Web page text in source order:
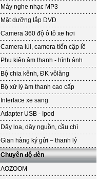
Máy nghe nhạc MP3
Mặt dưỡng lắp DVD
Camera 360 độ ô tô xe hơi
Camera lùi, camera tiến cập lề
Phụ kiện âm thanh - hình ảnh
Bộ chia kênh, ĐK vôlăng
Bộ xử lý âm thanh cao cấp
Interface xe sang
Adapter USB - Ipod
Dây loa, dây nguồn, cầu chì
Gian hàng ký gửi – thanh lý
Chuyên độ đèn
AOZOOM